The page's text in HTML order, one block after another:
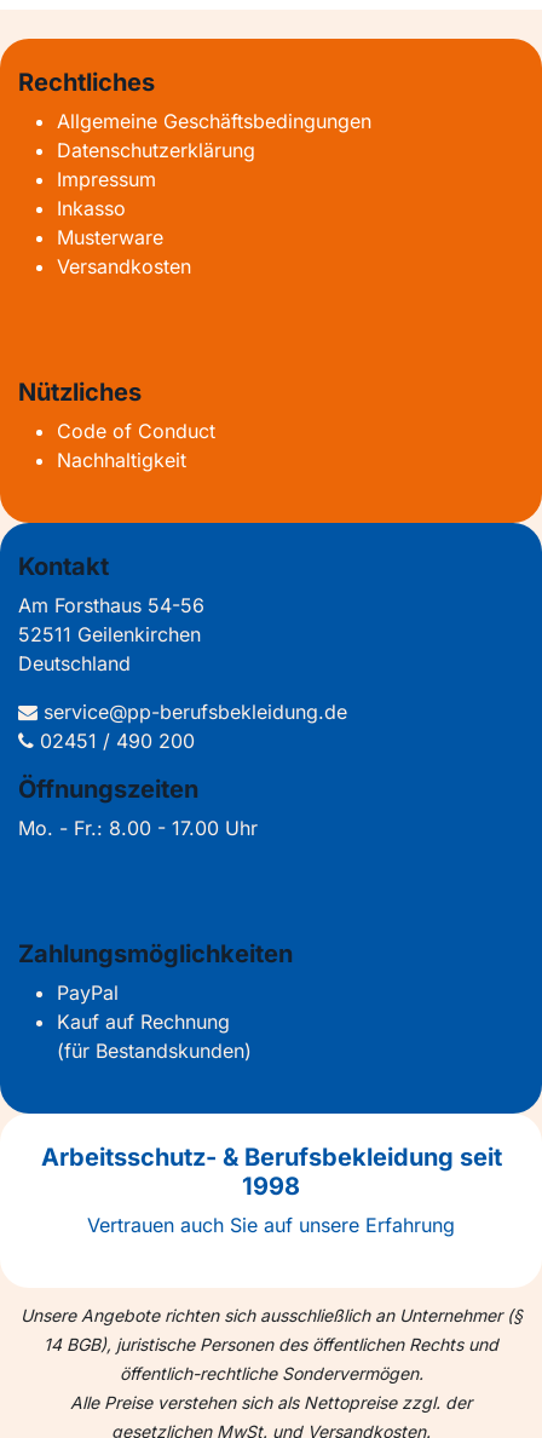
Rechtliches
Allgemeine Geschäftsbedingungen
Datenschutzerklärung
Impressum
Inkasso
Musterware
Versandkosten
Nützliches
Code of Conduct
Nachhaltigkeit
Kontakt
Am Forsthaus 54-56
52511 Geilenkirchen
Deutschland
service@pp-berufsbekleidung.de
02451 / 490 200
Öffnungszeiten
Mo. - Fr.: 8.00 - 17.00 Uhr
Zahlungsmöglichkeiten
PayPal
Kauf auf Rechnung
(für Bestandskunden)
Arbeitsschutz- & Berufsbekleidung seit
1998
Vertrauen auch Sie auf unsere Erfahrung
Unsere Angebote richten sich ausschließlich an Unternehmer (§
14 BGB), juristische Personen des öffentlichen Rechts und
öffentlich-rechtliche Sondervermögen.
Alle Preise verstehen sich als Nettopreise zzgl. der
gesetzlichen MwSt. und Versandkosten.